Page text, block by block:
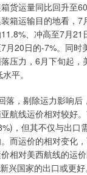
货运量同比回升至
箱运输目的地看，7
、冲高至7月21
月20日的-7%。同时
压力，6月下旬起，
平。
落，剔除运力影响后
航线运价相对较好
，但其不仅与出口
而运价的相对变化
相对美西航线的运
兴国家的出口或更好